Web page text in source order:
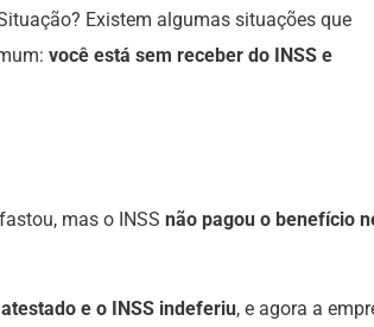
Existem algumas situações que
você está sem receber do INSS e
mas o INSS não pagou o benefício
e o INSS indeferiu, e agora a